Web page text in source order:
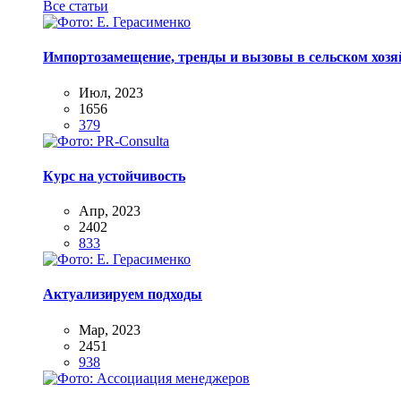
Все статьи
Импортозамещение, тренды и вызовы в сельском
Июл, 2023
1656
379
Курс на устойчивость
Апр, 2023
2402
833
Актуализируем подходы
Мар, 2023
2451
938